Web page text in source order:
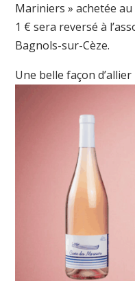
Mariniers » achetée
1 € sera reversé à
Bagnols-sur-Cèze.
Une belle façon